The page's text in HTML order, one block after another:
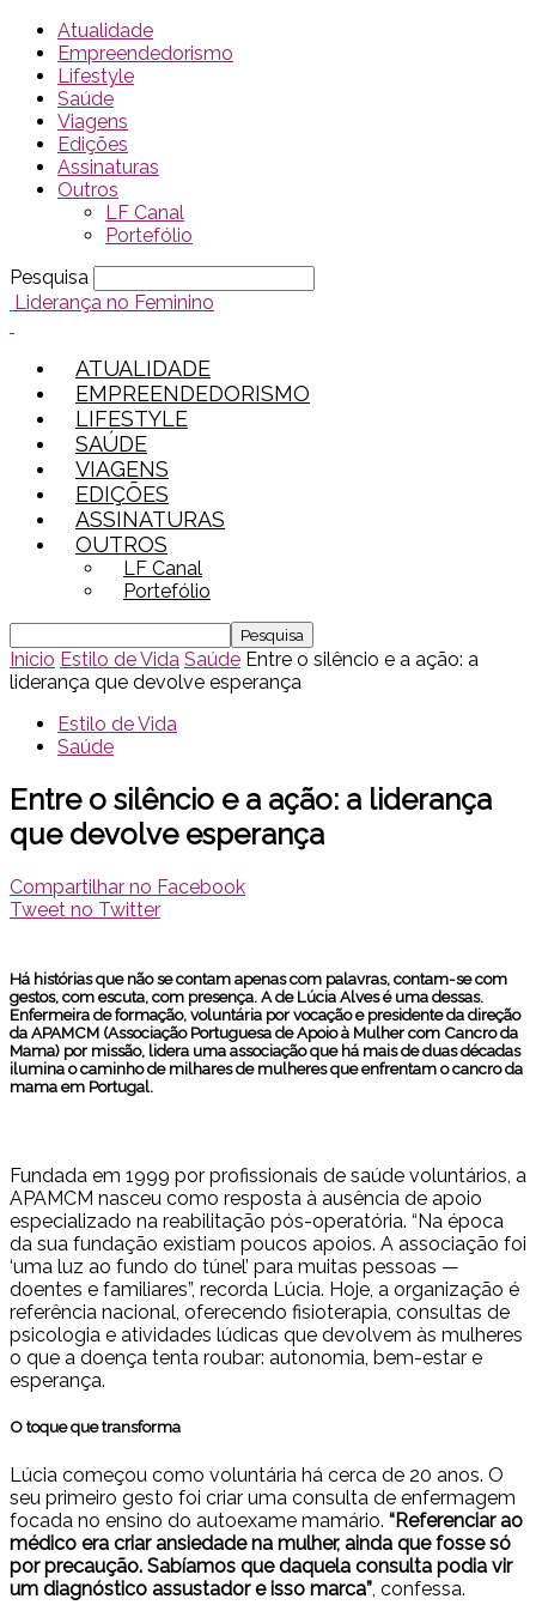
Atualidade
Empreendedorismo
Lifestyle
Saúde
Viagens
Edições
Assinaturas
Outros
LF Canal
Portefólio
Pesquisa
Liderança no Feminino
ATUALIDADE
EMPREENDEDORISMO
LIFESTYLE
SAÚDE
VIAGENS
EDIÇÕES
ASSINATURAS
OUTROS
LF Canal
Portefólio
Inicio Estilo de Vida Saúde Entre o silêncio e a ação: a
liderança que devolve esperança
Estilo de Vida
Saúde
Entre o silêncio e a ação: a liderança
que devolve esperança
Compartilhar no Facebook
Tweet no Twitter
Há histórias que não se contam apenas com palavras, contam-se com
gestos, com escuta, com presença. A de Lúcia Alves é uma dessas.
Enfermeira de formação, voluntária por vocação e presidente da direção
da APAMCM (Associação Portuguesa de Apoio à Mulher com Cancro da
Mama) por missão, lidera uma associação que há mais de duas décadas
ilumina o caminho de milhares de mulheres que enfrentam o cancro da
mama em Portugal.
Fundada em 1999 por profissionais de saúde voluntários, a
APAMCM nasceu como resposta à ausência de apoio
especializado na reabilitação pós-operatória. “Na época
da sua fundação existiam poucos apoios. A associação foi
‘uma luz ao fundo do túnel’ para muitas pessoas —
doentes e familiares”, recorda Lúcia. Hoje, a organização é
referência nacional, oferecendo fisioterapia, consultas de
psicologia e atividades lúdicas que devolvem às mulheres
o que a doença tenta roubar: autonomia, bem-estar e
esperança.
O toque que transforma
Lúcia começou como voluntária há cerca de 20 anos. O
seu primeiro gesto foi criar uma consulta de enfermagem
focada no ensino do autoexame mamário. “Referenciar ao
médico era criar ansiedade na mulher, ainda que fosse só
por precaução. Sabíamos que daquela consulta podia vir
um diagnóstico assustador e isso marca” , confessa.